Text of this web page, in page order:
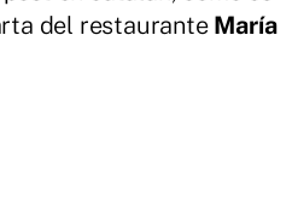
del restaurante María